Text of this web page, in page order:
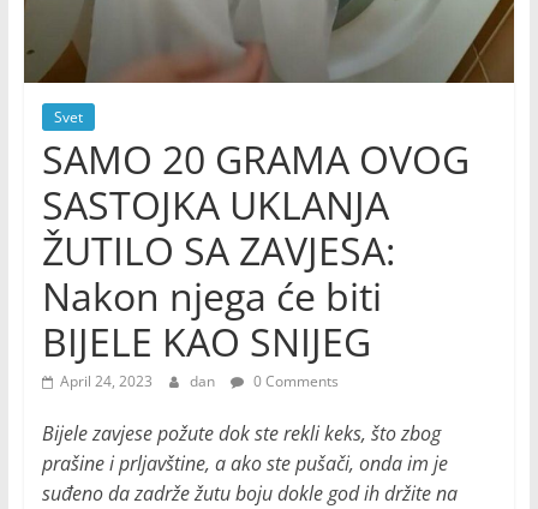
Svet
SAMO 20 GRAMA OVOG
SASTOJKA UKLANJA
ŽUTILO SA ZAVJESA:
Nakon njega će biti
BIJELE KAO SNIJEG
April 24, 2023 dan 0 Comments
Bijele zavjese požute dok ste rekli keks, što zbog
prašine i prljavštine, a ako ste pušači, onda im je
suđeno da zadrže žutu boju dokle god ih držite na